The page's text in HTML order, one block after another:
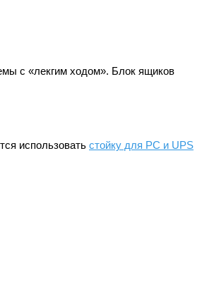
с «лекгим ходом». Блок ящиков
использовать стойку для PС и UPS